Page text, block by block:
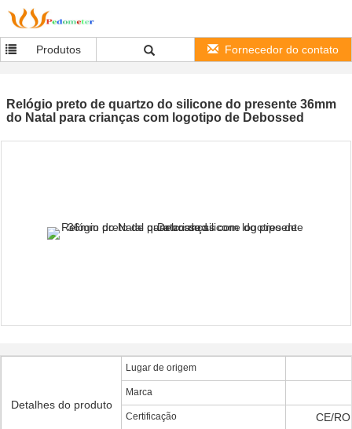
Produtos Fornecedor do contato
Relógio preto de quartzo do silicone do presente 36mm
do Natal para crianças com logotipo de Debossed
Detalhes do produto
Lugar de origem
Marca
Certificação CE/